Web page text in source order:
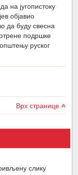
на југопистоку
објавио
да буду свесна
подршке
руског
Врх странице
слику